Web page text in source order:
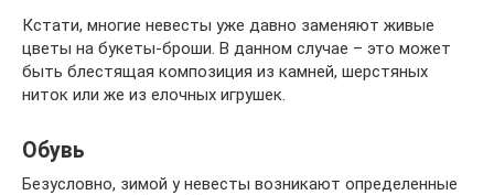
Кстати, многие невесты уже давно заменяют живые
цветы на букеты-броши. В данном случае – это может
быть блестящая композиция из камней, шерстяных
ниток или же из елочных игрушек.
Обувь
Безусловно, зимой у невесты возникают определенные